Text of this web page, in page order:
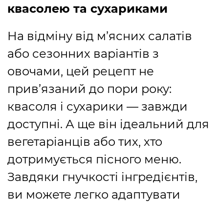
квасолею та сухариками
На відміну від м’ясних салатів
або сезонних варіантів з
овочами, цей рецепт не
прив’язаний до пори року:
квасоля і сухарики — завжди
доступні. А ще він ідеальний для
вегетаріанців або тих, хто
дотримується пісного меню.
Завдяки гнучкості інгредієнтів,
ви можете легко адаптувати